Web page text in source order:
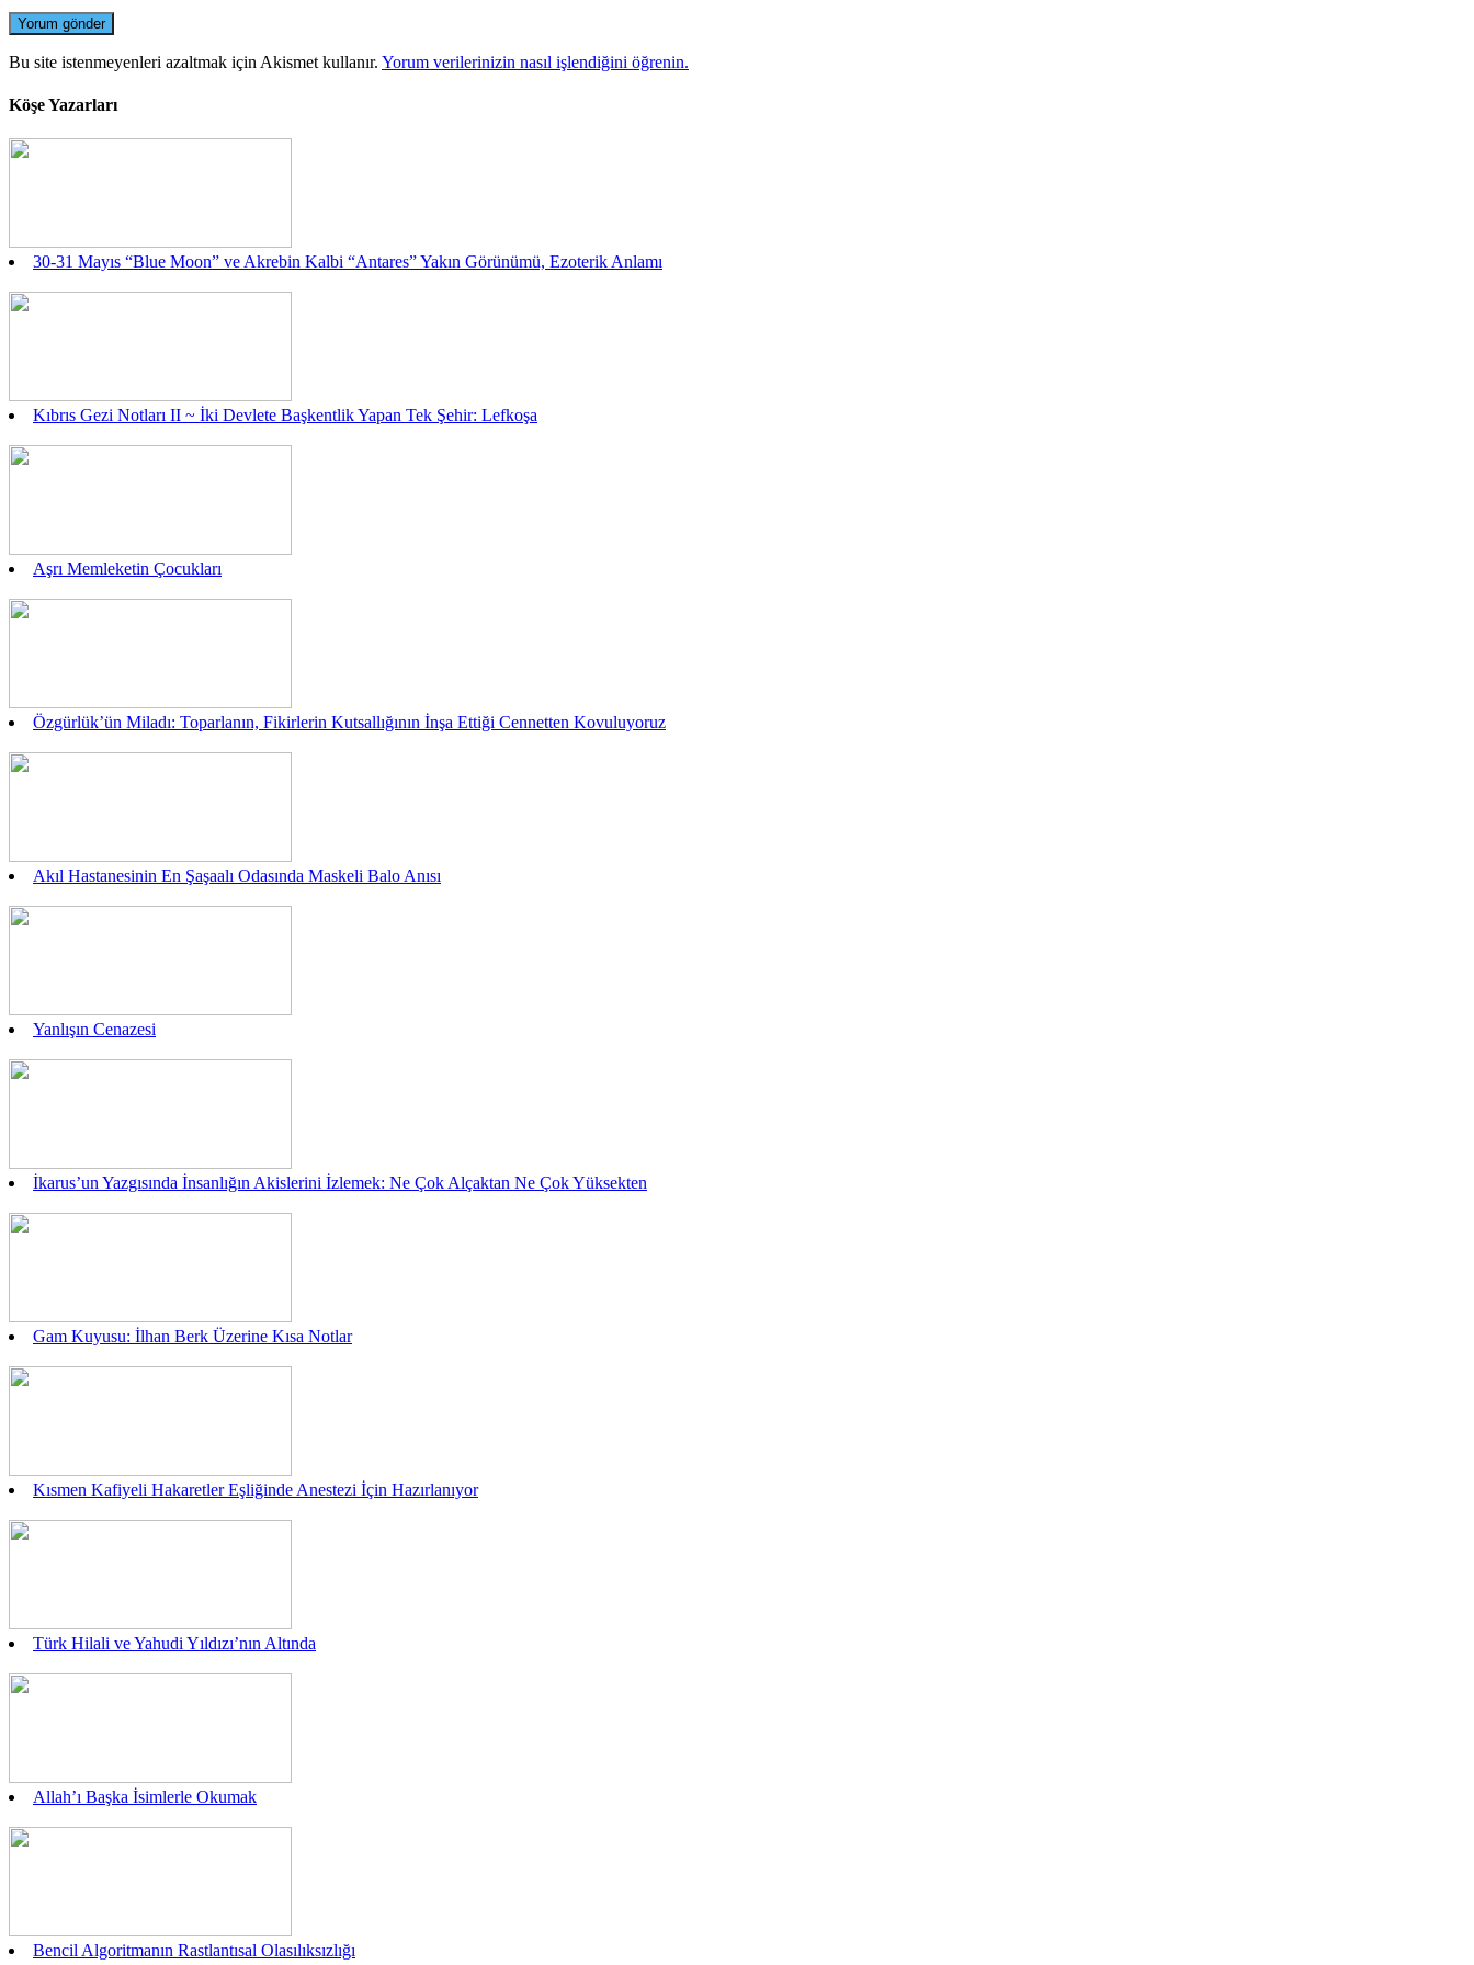
Bu site istenmeyenleri azaltmak için Akismet kullanır. Yorum verilerinizin nasıl işlendiğini öğrenin.
Köşe Yazarları
30-31 Mayıs “Blue Moon” ve Akrebin Kalbi “Antares” Yakın Görünümü, Ezoterik Anlamı
Kıbrıs Gezi Notları II ~ İki Devlete Başkentlik Yapan Tek Şehir: Lefkoşa
Aşrı Memleketin Çocukları
Özgürlük’ün Miladı: Toparlanın, Fikirlerin Kutsallığının İnşa Ettiği Cennetten Kovuluyoruz
Akıl Hastanesinin En Şaşaalı Odasında Maskeli Balo Anısı
Yanlışın Cenazesi
İkarus’un Yazgısında İnsanlığın Akislerini İzlemek: Ne Çok Alçaktan Ne Çok Yüksekten
Gam Kuyusu: İlhan Berk Üzerine Kısa Notlar
Kısmen Kafiyeli Hakaretler Eşliğinde Anestezi İçin Hazırlanıyor
Türk Hilali ve Yahudi Yıldızı’nın Altında
Allah’ı Başka İsimlerle Okumak
Bencil Algoritmanın Rastlantısal Olasılıksızlığı